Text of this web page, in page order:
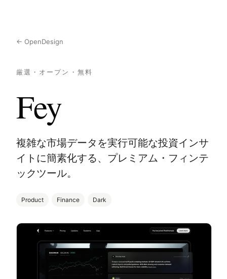
← OpenDesign
厳選・オープン・無料
Fey
複雑な市場データを実行可能な投資インサ
イトに簡素化する、プレミアム・フィンテ
ックツール。
Product Finance Dark